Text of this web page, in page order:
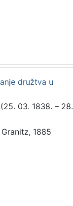
družtva u
03. 1838. – 28.
1885